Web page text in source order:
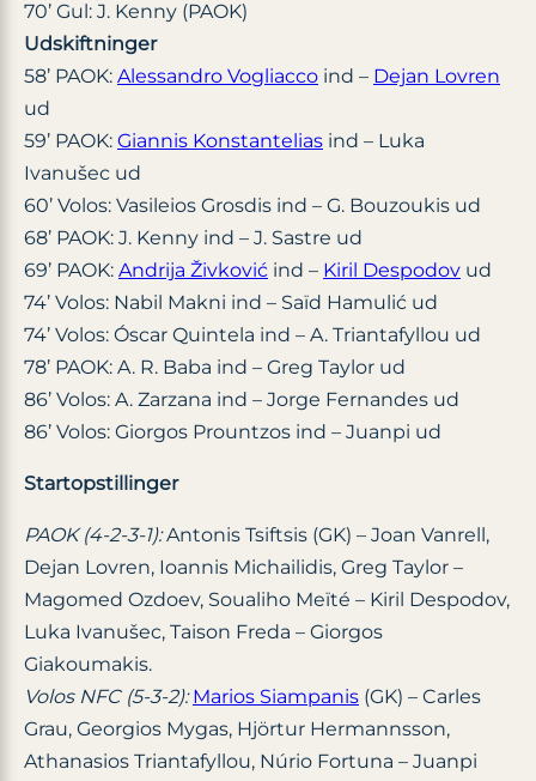
70’ Gul: J. Kenny (PAOK)
Udskiftninger
58’ PAOK: Alessandro Vogliacco ind – Dejan Lovren
ud
59’ PAOK: Giannis Konstantelias ind – Luka
Ivanušec ud
60’ Volos: Vasileios Grosdis ind – G. Bouzoukis ud
68’ PAOK: J. Kenny ind – J. Sastre ud
69’ PAOK: Andrija Živković ind – Kiril Despodov ud
74’ Volos: Nabil Makni ind – Saïd Hamulić ud
74’ Volos: Óscar Quintela ind – A. Triantafyllou ud
78’ PAOK: A. R. Baba ind – Greg Taylor ud
86’ Volos: A. Zarzana ind – Jorge Fernandes ud
86’ Volos: Giorgos Prountzos ind – Juanpi ud
Startopstillinger
PAOK (4-2-3-1):Antonis Tsiftsis (GK) – Joan Vanrell,
Dejan Lovren, Ioannis Michailidis, Greg Taylor –
Magomed Ozdoev, Soualiho Meïté – Kiril Despodov,
Luka Ivanušec, Taison Freda – Giorgos
Giakoumakis.
Volos NFC (5-3-2): Marios Siampanis (GK) – Carles
Grau, Georgios Mygas, Hjörtur Hermannsson,
Athanasios Triantafyllou, Núrio Fortuna – Juanpi